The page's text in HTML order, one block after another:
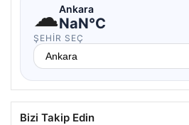
☁Ankara
NaN°C
ŞEHIR SEÇ
Bizi Takip Edin